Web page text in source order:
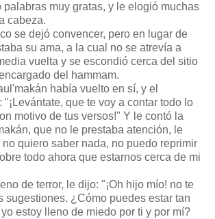
palabras muy gratas, y le elogió muchas
cabeza.
se dejó convencer, pero en lugar de
su ama, a la cual no se atrevía a
vuelta y se escondió cerca del sitio
del hammam.
había vuelto en sí, y el
que te voy a contar todo lo
motivo de tus versos!" Y le contó la
que no le prestaba atención, le
no quiero saber nada, no puedo reprimir
todo ahora que estarnos cerca de mi
de terror, le dijo: "¡Oh hijo mío! no te
sugestiones. ¿Cómo puedes estar tan
estoy lleno de miedo por ti y por mí?